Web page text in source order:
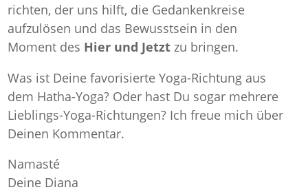
richten, der uns hilft, die Gedankenkreise
aufzulösen und das Bewusstsein in den
Moment des Hier und Jetzt zu bringen.
Was ist Deine favorisierte Yoga-Richtung aus
dem Hatha-Yoga? Oder hast Du sogar mehrere
Lieblings-Yoga-Richtungen? Ich freue mich über
Deinen Kommentar.
Namasté
Deine Diana